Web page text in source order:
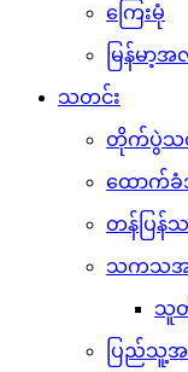
ကြေးမုံ
မြန်မာ့အ
သတင်း
တိုက်ပွဲသ
ထောက်ခံ
တန်ပြန်
သကသအ
သူတို့
ပြည်သူ့အ